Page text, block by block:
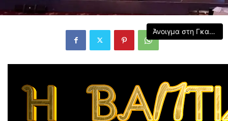
Άνοιγμα στη Γκαλερί